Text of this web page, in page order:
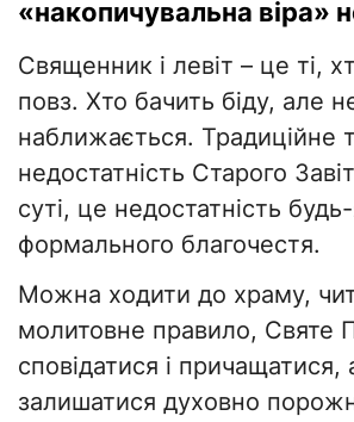
«накопичувальна віра»
Священник і левіт – це ті,
повз. Хто бачить біду, але
наближається. Традиційне
недостатність Старого
суті, це недостатність
формального благочестя.
Можна ходити до храму,
молитовне правило, Святе
сповідатися і причащатися,
залишатися духовно